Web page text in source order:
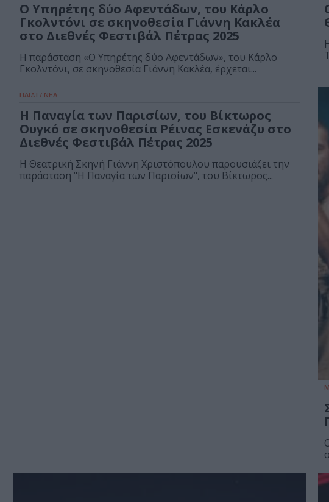
Ο Υπηρέτης δύο Αφεντάδων, του Κάρλο
Γκολντόνι σε σκηνοθεσία Γιάννη Κακλέα
στο Διεθνές Φεστιβάλ Πέτρας 2025
Η παράσταση «Ο Υπηρέτης δύο Αφεντάδων», του Κάρλο
Γκολντόνι, σε σκηνοθεσία Γιάννη Κακλέα, έρχεται...
ΠΑΙΔΙ / ΝΕΑ
Η Παναγία των Παρισίων, του Βίκτωρος
Ουγκό σε σκηνοθεσία Ρέινας Εσκενάζυ στο
Διεθνές Φεστιβάλ Πέτρας 2025
Η Θεατρική Σκηνή Γιάννη Χριστόπουλου παρουσιάζει την
παράσταση "Η Παναγία των Παρισίων", του Βίκτωρος...